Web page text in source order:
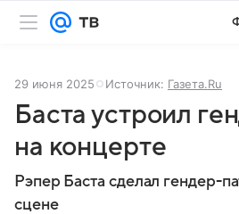
29 июня 2025 Источник: Газета.Ru
Баста устроил
на концерте
Рэпер Баста сделал гендер-
сцене